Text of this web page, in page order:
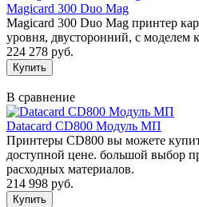
Magicard 300 Duo Mag
Magicard 300 Duo Mag принтер
уровня, двусторонний, с моделем
224 278 руб.
В сравнение
Datacard CD800 Модуль МП
Принтеры CD800 вы можете
доступной цене. большой выбор
расходных материалов.
214 998 руб.